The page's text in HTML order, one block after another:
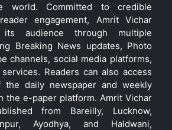
world. Committed to credible
engagement, Amrit Vichar
audience through multiple
Breaking News updates, Photo
channels, social media platforms,
Readers can also access
daily newspaper and weekly
the e-paper platform. Amrit Vichar
from Bareilly, Lucknow,
Ayodhya, and Haldwani,